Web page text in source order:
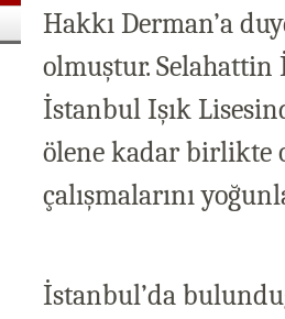
Hakkı Derman’a
olmuştur. Selahattin
İstanbul Işık
ölene kadar birlikte
çalışmalarını
İstanbul’da